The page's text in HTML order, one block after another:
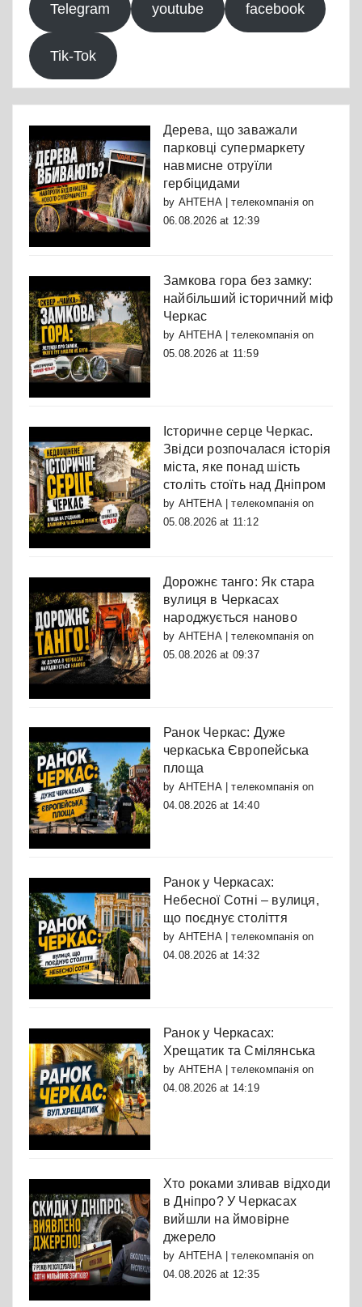
Telegram youtube facebook
Tik-Tok
Дерева, що заважали
парковці супермаркету
навмисне отруїли
гербіцидами
by АНТЕНА | телекомпаніяon
06.08.2026 at 12:39
Замкова гора без замку:
найбільший історичний міф
Черкас
by АНТЕНА | телекомпаніяon
05.08.2026 at 11:59
Історичне серце Черкас.
Звідси розпочалася історія
міста, яке понад шість
століть стоїть над Дніпром
by АНТЕНА | телекомпаніяon
05.08.2026 at 11:12
Дорожнє танго: Як стара
вулиця в Черкасах
народжується наново
by АНТЕНА | телекомпаніяon
05.08.2026 at 09:37
Ранок Черкас: Дуже
черкаська Європейська
площа
by АНТЕНА | телекомпаніяon
04.08.2026 at 14:40
Ранок у Черкасах:
Небесної Сотні – вулиця,
що поєднує століття
by АНТЕНА | телекомпаніяon
04.08.2026 at 14:32
Ранок у Черкасах:
Хрещатик та Смілянська
by АНТЕНА | телекомпаніяon
04.08.2026 at 14:19
Хто роками зливав відходи
в Дніпро? У Черкасах
вийшли на ймовірне
джерело
by АНТЕНА | телекомпаніяon
04.08.2026 at 12:35